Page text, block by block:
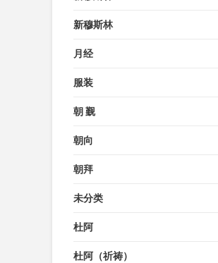
新穆斯林
月经
服装
朝 觐
朝向
朝拜
未分类
杜阿
杜阿（祈祷）